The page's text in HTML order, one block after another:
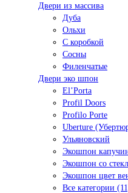
Двери из массива
Дуба
Ольхи
С коробкой
Сосны
Филенчатые
Двери эко шпон
El’Porta
Profil Doors
Profilo Porte
Uberture
Ульяновский
Экошпон
Экошпон со
Экошпон цвет
Все категории